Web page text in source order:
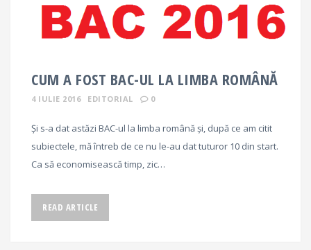
CUM A FOST BAC-UL LA LIMBA ROMÂNĂ
4 IULIE 2016 EDITORIAL 0
Și s-a dat astăzi BAC-ul la limba română și, după ce am citit
subiectele, mă întreb de ce nu le-au dat tuturor 10 din start.
Ca să economisească timp, zic…
READ ARTICLE